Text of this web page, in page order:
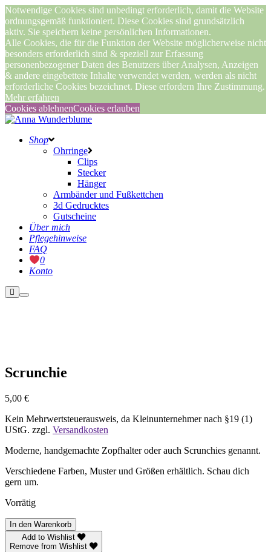
Notwendige Cookies sind unbedingt erforderlich, damit die Website
ordnungsgemäß funktioniert. Diese Cookies sind grundsätzlich
aktiv. Sie speichern keine persönlichen Informationen.
Alle Cookies, die für die Funktion der Website möglicherweise nicht
besonders erforderlich sind & speziell zur Erfassung
personenbezogener Daten des Benutzers über Analysen, Anzeigen
& andere eingebettete Inhalte verwendet werden, werden als nicht
erforderliche Cookies bezeichnet. Diese erfordern Ihre Zustimmung.
Mehr erfahren
Cookies ablehnenCookies erlauben
Shop
Ohrringe
Clips
Stecker
Hänger
Armbänder und Fußkettchen
3d Gedrucktes
Gutscheine
Über mich
Pflegehinweise
FAQ
0
Konto
Weitere
Informationen
Hauptmenü
Scrunchie
5,00 €
Kein Mehrwertsteuerausweis, da Kleinunternehmer nach §19 (1)
UStG. zzgl. Versandkosten
Moderne, handgemachte Zopfhalter oder auch Scrunchies genannt.
Verschiedene Farben, Muster und Größen erhältlich. Schau dich
gern um.
Vorrätig
Scrunchie
Menge
In den Warenkorb
Add to Wishlist
Remove from Wishlist